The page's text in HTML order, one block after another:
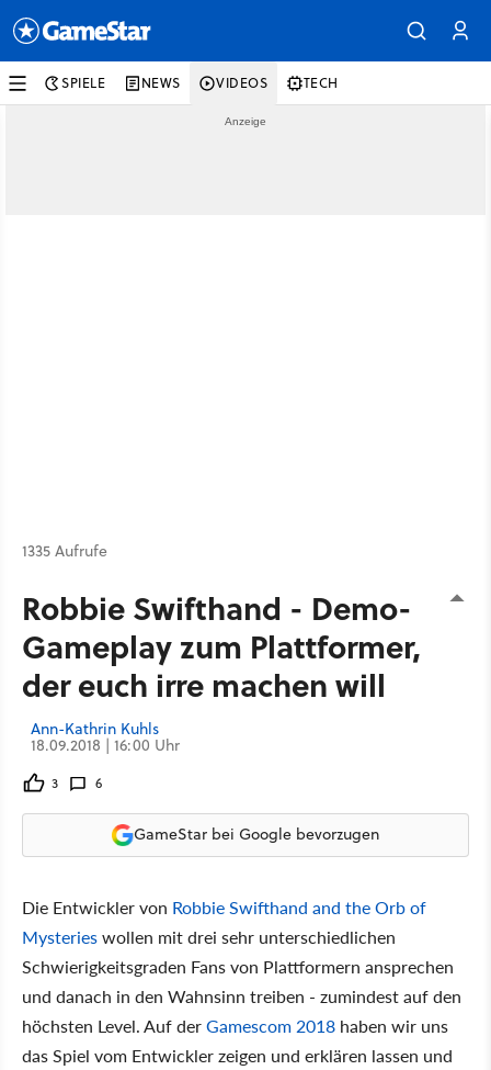
SPIELE NEWS VIDEOS TECH
1335 Aufrufe
Robbie Swifthand - Demo-
Gameplay zum Plattformer,
der euch irre machen will
Ann-Kathrin Kuhls
18.09.2018 | 16:00 Uhr
3 6
GameStar bei Google bevorzugen
Die Entwickler von Robbie Swifthand and the Orb of
Mysterieswollen mit drei sehr unterschiedlichen
Schwierigkeitsgraden Fans von Plattformern ansprechen
und danach in den Wahnsinn treiben - zumindest auf den
höchsten Level. Auf derGamescom 2018 haben wir uns
das Spiel vom Entwickler zeigen und erklären lassen und